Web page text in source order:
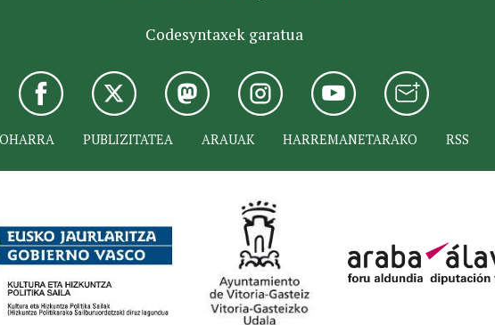
Codesyntaxek garatua
PUBLIZITATEA ARAUAK HARREMANETARAKO RSS